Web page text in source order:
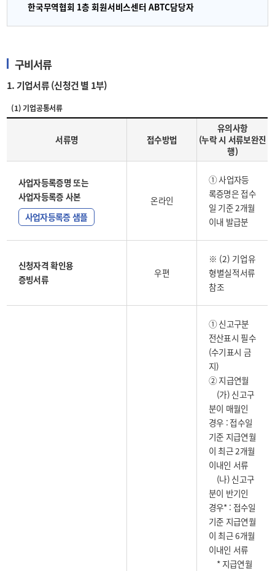
한국무역협회 1층 회원서비스센터 ABTC담당자
구비서류
1. 기업서류 (신청건 별 1부)
(1) 기업공통서류
서류명 접수방법
유의사항
(누락 시 서류보완진
행)
사업자등록증명 또는
사업자등록증 사본
사업자등록증 샘플
온라인
① 사업자등
록증명은 접수
일 기준 2개월
이내 발급분
신청자격 확인용
증빙서류
우편
※ (2) 기업유
형별실적서류
참조
① 신고구분
전산표시 필수
(수기표시 금
지)
② 지급연월
(가) 신고구
분이 매월인
경우 : 접수일
기준 지급연월
이 최근 2개월
이내인 서류
(나) 신고구
분이 반기인
경우* : 접수일
기준 지급연월
이 최근 6개월
이내인 서류
* 지급연월